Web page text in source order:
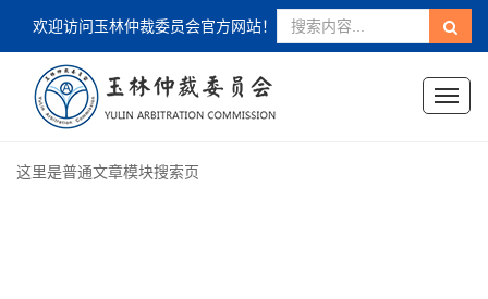
欢迎访问玉林仲裁委员会官方网站！
这里是普通文章模块搜索页